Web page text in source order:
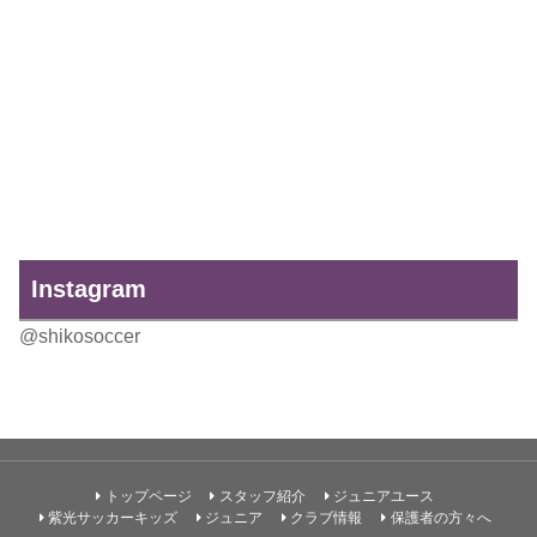
Instagram
@shikosoccer
トップページ スタッフ紹介
ジュニアユース
紫光サッカーキッズ
ジュニア クラブ情報 保護者の方々へ